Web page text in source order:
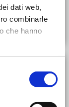
dati web,
combinarle
che hanno
che
menu in